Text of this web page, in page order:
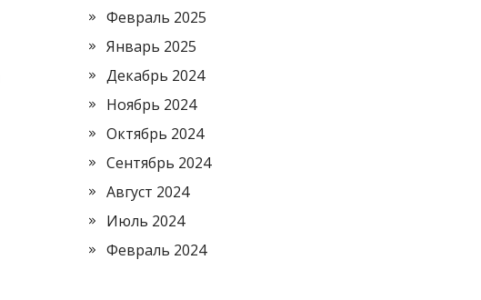
Февраль 2025
Январь 2025
Декабрь 2024
Ноябрь 2024
Октябрь 2024
Сентябрь 2024
Август 2024
Июль 2024
Февраль 2024